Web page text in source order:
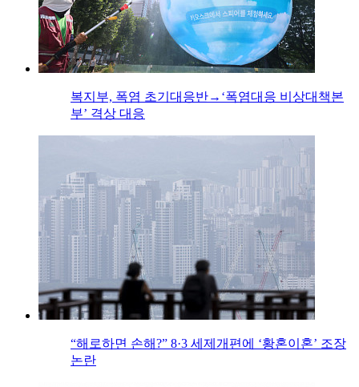
복지부, 폭염 초기대응반→‘폭염대응 비상대책본
부’ 격상 대응
“해로하면 손해?” 8·3 세제개편에 ‘황혼이혼’ 조장
논란